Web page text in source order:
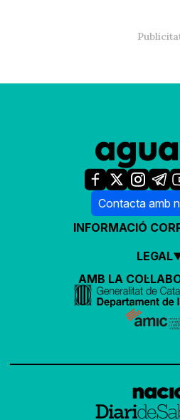
Contacta amb
INFORMACIÓ
LEGAL
AMB LA